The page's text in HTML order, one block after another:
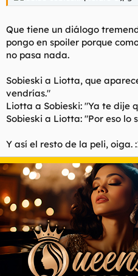
Que tiene un diálogo
pongo en spoiler porque
no pasa nada.
Sobieski a Liotta, que
vendrías."
Liotta a Sobieski: "Ya te dije
Sobieski a Liotta: "Por eso lo
Y así el resto de la peli, oiga.